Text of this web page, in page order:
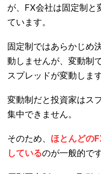
が、FX会社は固定制と
ています。
固定制ではあらかじめ
動しませんが、変動制
スプレッドが変動します
変動制だと投資家はス
集中できません。
そのため、 ほとんどの
しているのが一般的です